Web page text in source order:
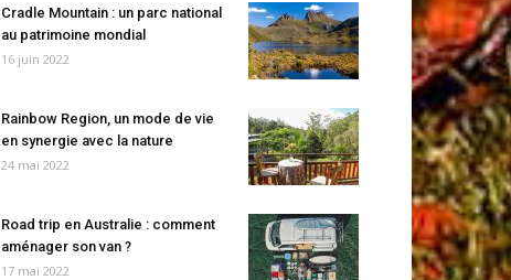
Cradle Mountain : un parc national
au patrimoine mondial
16 juin 2022
Rainbow Region, un mode de vie
en synergie avec la nature
24 mai 2022
Road trip en Australie : comment
aménager son van ?
17 mai 2022